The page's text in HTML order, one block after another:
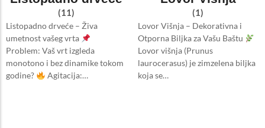
(11)
Listopadno drveće – Živa
umetnost vašeg vrta
Problem: Vaš vrt izgleda
monotono i bez dinamike tokom
godine?
Agitacija:…
(1)
Lovor Višnja – Dekorativna i
Otporna Biljka za Vašu Baštu
Lovor višnja (Prunus
laurocerasus) je zimzelena biljka
koja se…